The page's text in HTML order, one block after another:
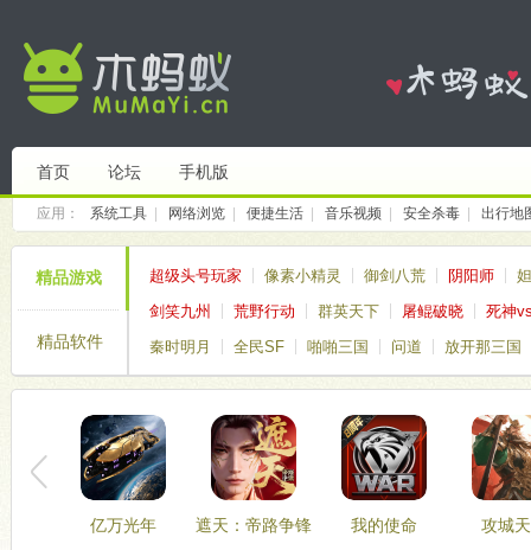
首页 论坛 手机版
应用： 系统工具 网络浏览 便捷生活 音乐视频 安全杀毒 出行地
精品游戏
精品软件
超级头号玩家 像素小精灵 御剑八荒 阴阳师
剑笑九州
荒野行动 群英天下 屠鲲破晓
死神
秦时明月
全民SF 啪啪三国 问道 放开那三国
亿万光年 遮天：帝路争锋 我的使命 攻城